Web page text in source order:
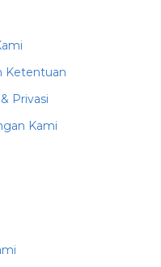
Ketentuan
Privasi
Kami